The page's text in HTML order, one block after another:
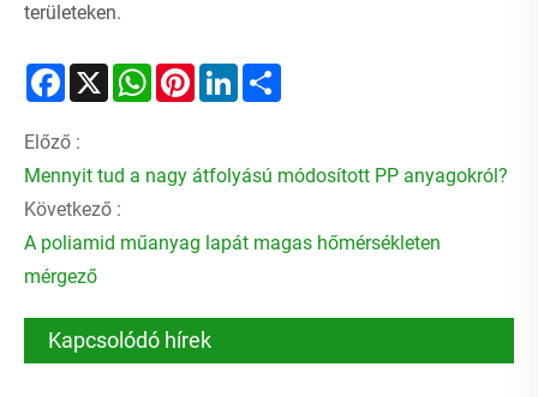
területeken.
Facebook
X WhatsAppPinterestLinkedIn
Előző :
Mennyit tud a nagy átfolyású módosított PP anyagokról?
Következő :
A poliamid műanyag lapát magas hőmérsékleten
mérgező
Kapcsolódó hírek